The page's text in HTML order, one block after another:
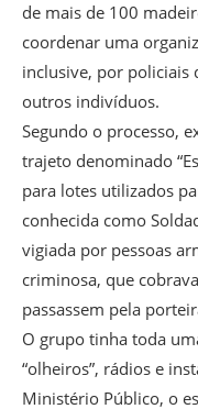
de mais de 100
coordenar uma
inclusive, por policiais
outros indivíduos.
Segundo o processo,
trajeto denominado
para lotes utilizados
conhecida como
vigiada por pessoas
criminosa, que
passassem pela
O grupo tinha toda
“olheiros”, rádios e
Ministério Público, o